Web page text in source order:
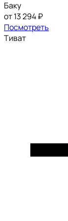
Баку
от 13 294 ₽
Посмотреть
Тиват